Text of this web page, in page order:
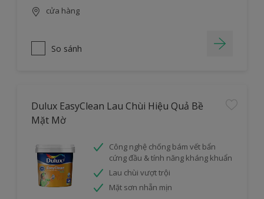
cửa hàng
So sánh
Dulux EasyClean Lau Chùi Hiệu Quả Bề
Mặt Mờ
Công nghệ chống bám vết bẩn
cứng đầu & tính năng kháng khuẩn
Lau chùi vượt trội
Mặt sơn nhẵn mịn